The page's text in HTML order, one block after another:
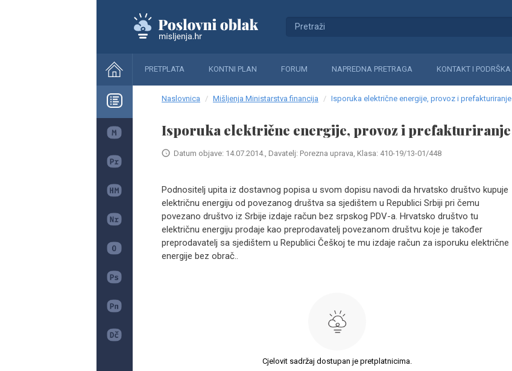
PRETPLATA KONTNI PLAN FORUM NAPREDNA PRETRAGA KONTAKT I PODRŠKA
Naslovnica Mišljenja Ministarstva financija Isporuka električne energije, provoz i prefakturiranje
Isporuka električne energije, provoz i prefakturiranje
Datum objave: 14.07.2014., Davatelj: Porezna uprava, Klasa: 410-19/13-01/448
Podnositelj upita iz dostavnog popisa u svom dopisu navodi da hrvatsko društvo kupuje
električnu energiju od povezanog društva sa sjedištem u Republici Srbiji pri čemu
povezano društvo iz Srbije izdaje račun bez srpskog PDV-a. Hrvatsko društvo tu
električnu energiju prodaje kao preprodavatelj povezanom društvu koje je također
preprodavatelj sa sjedištem u Republici Češkoj te mu izdaje račun za isporuku električne
energije bez obrač..
Cjelovit sadržaj dostupan je pretplatnicima.